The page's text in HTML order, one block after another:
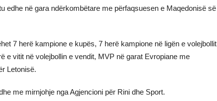
edhe në gara ndërkombëtare me përfaqsuesen e Maqedonisë së
7 herë kampione e kupës, 7 herë kampione në ligën e volejbollit
e vitit në volejbollin e vendit, MVP në garat Evropiane me
Letonisë.
me mirnjohje nga Agjencioni për Rini dhe Sport.